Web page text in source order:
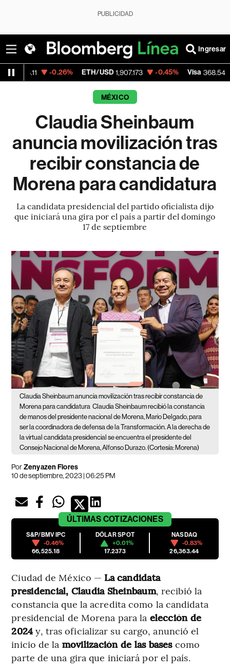
PUBLICIDAD
Ingresar
-0.26% ETH/USD 1,907.173 -0.45% Visa 368.54 -0.28%
MÉXICO
Claudia Sheinbaum
anuncia movilización tras
recibir constancia de
Morena para candidatura
La candidata presidencial del partido oficialista dijo
que iniciará una gira por el país a partir del domingo
17 de septiembre
Claudia Sheinbaum anuncia movilización tras recibir constancia de
Morena para candidatura Claudia Sheinbaum recibió la constancia
de manos del presidente nacional de Morena, Mario Delgado, para
ser la coordinadora de defensa de la Transformación. A la derecha de
la virtual candidata presidencial se encuentra el presidente del
Consejo Nacional de Morena, Alfonso Durazo. (Cortesía: Morena)
PorZenyazen Flores
10 de septiembre, 2023 | 06:25 PM
ÚLTIMAS COTIZACIONES
S&P/BMV IPC
-0.46%
66,525.18
DÓLAR SPOT
+0.01%
17.2373
NASDAQ
-0.83%
26,363.44
Ciudad de México — La candidata
presidencial, Claudia Sheinbaum, recibió la
constancia que la acredita como la candidata
presidencial de Morena para la elección de
2024 y, tras oficializar su cargo, anunció el
inicio de la movilización de las bases como
parte de una gira que iniciará por el país.